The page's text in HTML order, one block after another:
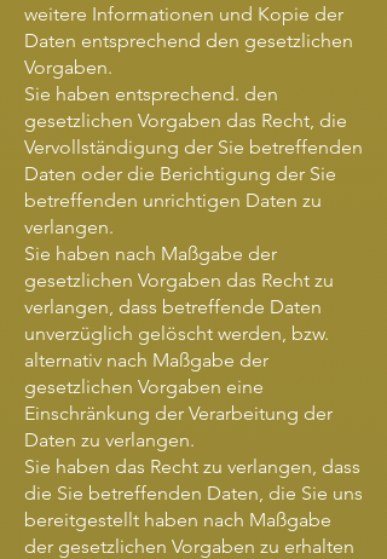
weitere Informationen und Kopie der
Daten entsprechend den gesetzlichen
Vorgaben.
Sie haben entsprechend. den
gesetzlichen Vorgaben das Recht, die
Vervollständigung der Sie betreffenden
Daten oder die Berichtigung der Sie
betreffenden unrichtigen Daten zu
verlangen.
Sie haben nach Maßgabe der
gesetzlichen Vorgaben das Recht zu
verlangen, dass betreffende Daten
unverzüglich gelöscht werden, bzw.
alternativ nach Maßgabe der
gesetzlichen Vorgaben eine
Einschränkung der Verarbeitung der
Daten zu verlangen.
Sie haben das Recht zu verlangen, dass
die Sie betreffenden Daten, die Sie uns
bereitgestellt haben nach Maßgabe
der gesetzlichen Vorgaben zu erhalten